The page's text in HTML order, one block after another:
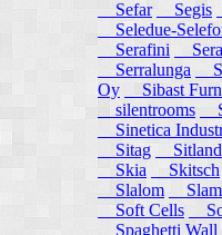
Sefar
Segis
Seledue-
Serafini
Serralunga
Oy
Sibast
silentrooms
Sinetica
Sitag
Sitland
Skia
Skitsch
Slalom
Soft Cells
Spaghetti Wall